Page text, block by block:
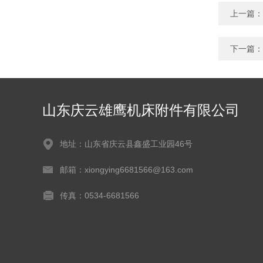
上一篇：
下一篇：
山东庆云雄鹰机床附件有限公司
地址：山东省庆云县鑫盛工业园46号
邮箱：xiongying6681566@163.com
传真：0534-6681566